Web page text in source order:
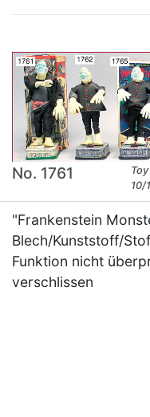
No. 1761
10/
"Frankenstein
Blech/Kunststoff/
Funktion nicht
verschlissen